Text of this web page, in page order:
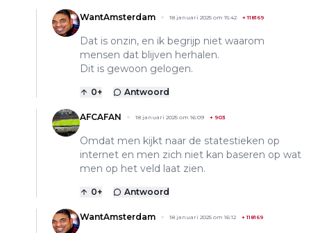
WantAmsterdam 18 januari 2025 om 15:42 +118169
Dat is onzin, en ik begrijp niet waarom
mensen dat blijven herhalen.
Dit is gewoon gelogen.
0+ Antwoord
AFCAFAN 18 januari 2025 om 16:09 + 903
Omdat men kijkt naar de statestieken op
internet en men zich niet kan baseren op wat
men op het veld laat zien.
0+ Antwoord
WantAmsterdam 18 januari 2025 om 16:12 +118169